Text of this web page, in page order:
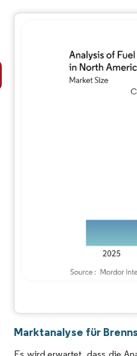
Bild © Mordor
Marktanalyse für